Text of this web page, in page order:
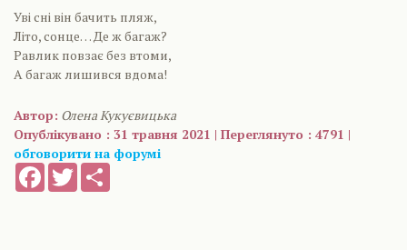
Уві сні він бачить пляж,
Літо, сонце… Де ж багаж?
Равлик повзає без втоми,
А багаж лишився вдома!
Автор: Олена Кукуєвицька
Опублікувано : 31 травня 2021 | Переглянуто : 4791 |
обговорити на форумі
FacebookTwitter